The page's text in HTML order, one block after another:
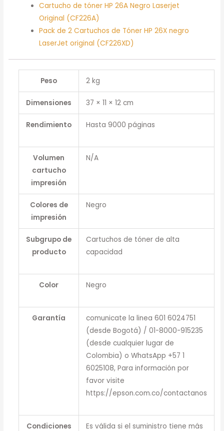
Cartucho de tóner HP 26A Negro Laserjet
Original (CF226A)
Pack de 2 Cartuchos de Tóner HP 26X negro
LaserJet original (CF226XD)
Peso 2 kg
Dimensiones 37 × 11 × 12 cm
Rendimiento Hasta 9000 páginas
Volumen
cartucho
impresión
N/A
Colores de
impresión
Negro
Subgrupo de
producto
Cartuchos de tóner de alta
capacidad
Color Negro
Garantía
comunicate la linea 601 6024751
(desde Bogotá) / 01-8000-915235
(desde cualquier lugar de
Colombia) o WhatsApp +57 1
6025108, Para información por
favor visite
https://epson.com.co/contactanos
Condiciones Es válida si el suministro tiene más